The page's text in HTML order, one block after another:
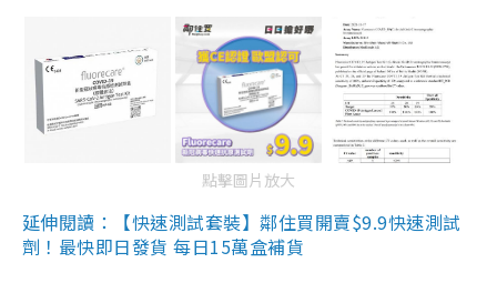
點擊圖片放大
延伸閱讀：【快速測試套裝】鄰住買開賣$9.9快速測試
劑！最快即日發貨 每日15萬盒補貨